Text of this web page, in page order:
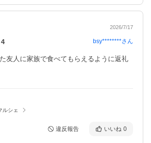
2026/7/17
4 bsy********さん
友人に家族で食べてもらえるように返礼
ルシェ
違反報告 いいね 0